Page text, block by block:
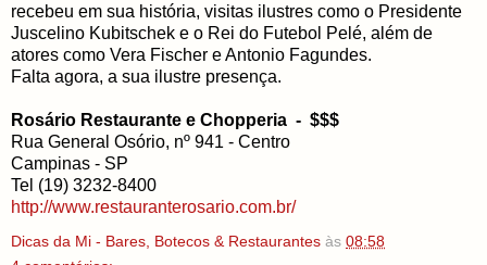
recebeu em sua história, visitas ilustres como o Presidente
Juscelino Kubitschek e o Rei do Futebol Pelé, além de
atores como Vera Fischer e Antonio Fagundes.
Falta agora, a sua ilustre presença.
Rosário Restaurante e Chopperia - $$$
Rua General Osório, nº 941 - Centro
Campinas - SP
Tel (19) 3232-8400
http://www.restauranterosario.com.br/
Dicas da Mi - Bares, Botecos & Restaurantes às 08:58